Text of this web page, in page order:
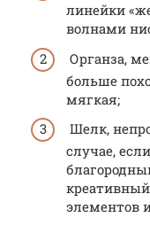
линейки
волнами
Органза,
больше
мягкая;
Шелк,
случае,
элементов